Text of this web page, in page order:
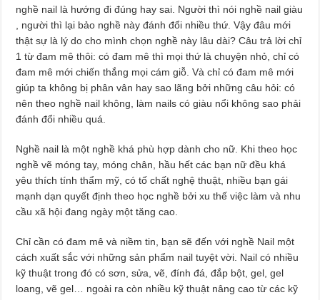
nghề nail là hướng đi đúng hay sai. Người thì nói nghề nail giàu
, người thì lại bảo nghề này đánh đổi nhiều thứ. Vậy đâu mới
thật sự là lý do cho mình chọn nghề này lâu dài? Câu trả lời chỉ
1 từ đam mê thôi: có đam mê thì mọi thứ là chuyện nhỏ, chỉ có
đam mê mới chiến thắng mọi cám giỗ. Và chỉ có đam mê mới
giúp ta không bị phân vân hay sao lãng bởi những câu hỏi: có
nên theo nghề nail không, làm nails có giàu nổi không sao phải
đánh đổi nhiều quá.
Nghề nail là một nghề khá phù hợp dành cho nữ. Khi theo học
nghề vẽ móng tay, móng chân, hầu hết các bạn nữ đều khá
yêu thích tính thẩm mỹ, có tố chất nghệ thuật, nhiều bạn gái
mạnh dạn quyết định theo học nghề bởi xu thế việc làm và nhu
cầu xã hội đang ngày một tăng cao.
Chỉ cần có đam mê và niềm tin, bạn sẽ đến với nghề Nail một
cách xuất sắc với những sản phẩm nail tuyệt vời. Nail có nhiều
kỹ thuật trong đó có sơn, sửa, vẽ, đính đá, đắp bột, gel, gel
loang, vẽ gel… ngoài ra còn nhiều kỹ thuật nâng cao từ các kỹ